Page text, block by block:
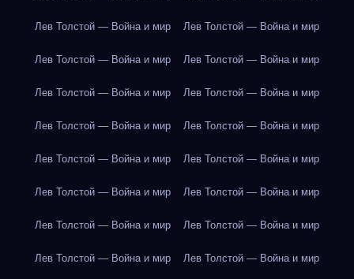
Лев Толстой — Война и мир Лев Толстой — Война и мир
Лев Толстой — Война и мир Лев Толстой — Война и мир
Лев Толстой — Война и мир Лев Толстой — Война и мир
Лев Толстой — Война и мир Лев Толстой — Война и мир
Лев Толстой — Война и мир Лев Толстой — Война и мир
Лев Толстой — Война и мир Лев Толстой — Война и мир
Лев Толстой — Война и мир Лев Толстой — Война и мир
Лев Толстой — Война и мир Лев Толстой — Война и мир